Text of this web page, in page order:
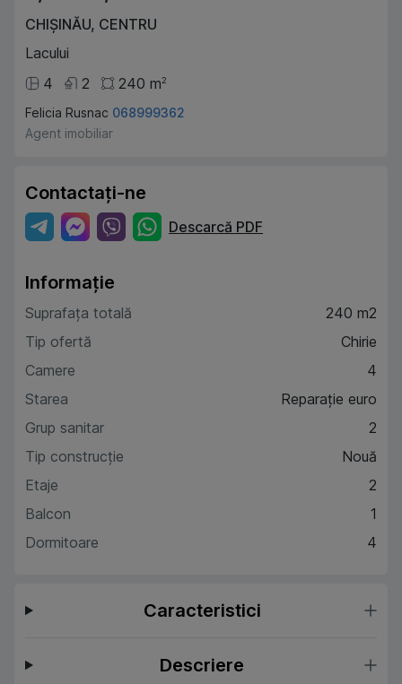
CHIȘINĂU, CENTRU
Lacului
4
2 240 m2
Felicia Rusnac 068999362
Agent imobiliar
Contactați-ne
Descarcă PDF
Informație
Suprafața totală
240 m2
Tip ofertă
Chirie
Camere
4
Starea
Reparație euro
Grup sanitar
2
Tip construcție
Nouă
Etaje
2
Balcon
1
Dormitoare
4
Caracteristici
Descriere